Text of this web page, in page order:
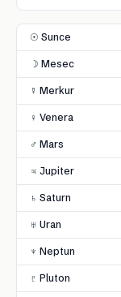
☉ Sunce
☽ Mesec
☿ Merkur
♀ Venera
♂ Mars
♃ Jupiter
♄ Saturn
♅ Uran
♆ Neptun
♇ Pluton